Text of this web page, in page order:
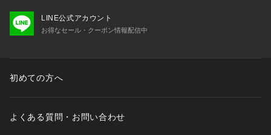
LINE公式アカウント
お得なセール・クーポン情報配信中
初めての方へ
よくある質問・お問い合わせ